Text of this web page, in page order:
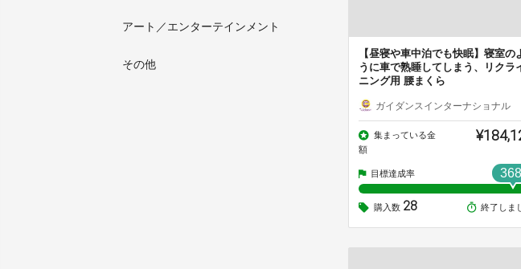
アート／エンターテインメント
その他
【昼寝や車中泊でも快眠】寝室の
うに車で熟睡してしまう、リクラ
ニング用 腰まくら
ガイダンスインターナショナル
集まっている金
額
目標達成率 368
購入数 28 終了しま